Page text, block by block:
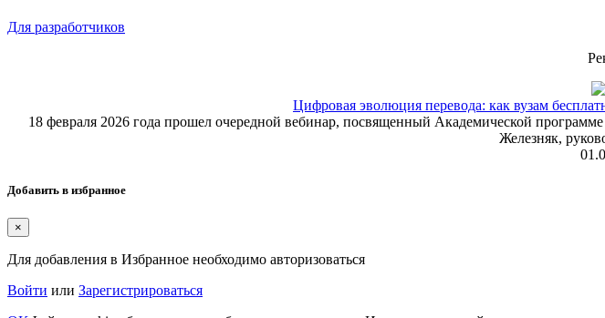
Для разработчиков
Цифровая эволюция перевода: как вузам
18 февраля 2026 года прошел очередной вебинар, посвященный Академической
Железняк,
Добавить в избранное
×
Для добавления в Избранное необходимо авторизоваться
Войти или Зарегистрироваться